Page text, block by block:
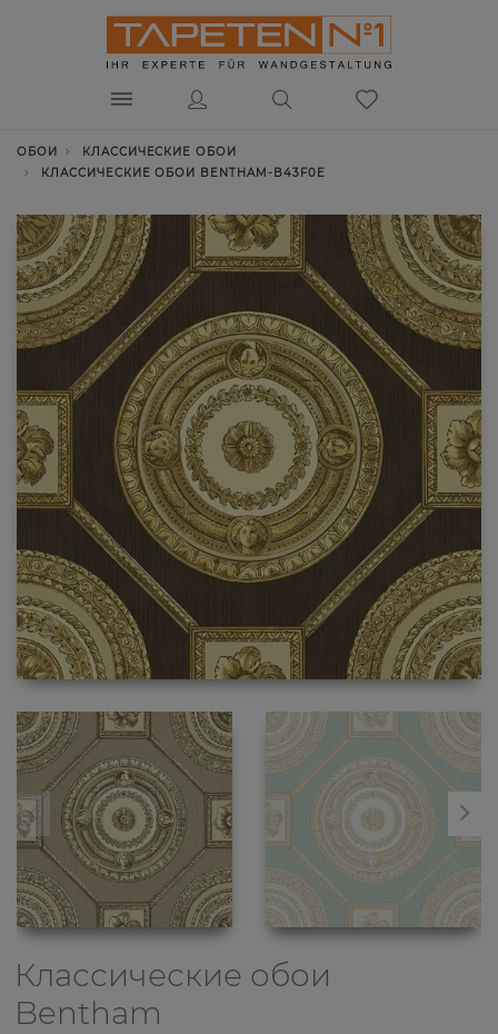
ОБОИ
КЛАССИЧЕСКИЕ ОБОИ
КЛАССИЧЕСКИЕ ОБОИ BENTHAM-B43F0E
Классические обои
Bentham